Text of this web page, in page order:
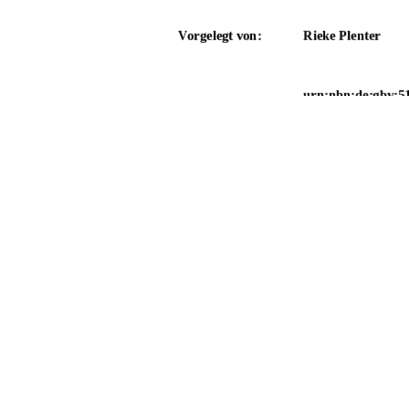
Vorgelegt von: Rieke Plenter